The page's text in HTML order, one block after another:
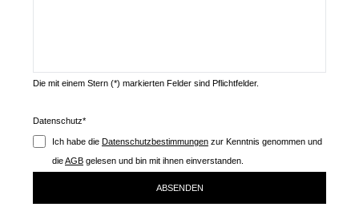
Die mit einem Stern (*) markierten Felder sind Pflichtfelder.
Datenschutz*
Ich habe die Datenschutzbestimmungen zur Kenntnis genommen und
dieAGB gelesen und bin mit ihnen einverstanden.
ABSENDEN